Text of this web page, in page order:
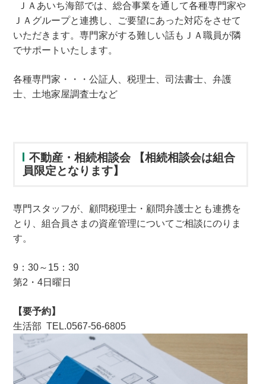
ＪＡあいち海部では、総合事業を通して各種専門家や
ＪＡグループと連携し、ご要望にあった対応をさせて
いただきます。専門家がする難しい話もＪＡ職員が隣
でサポートいたします。
各種専門家・・・公証人、税理士、司法書士、弁護
士、土地家屋調査士など
不動産・相続相談会 【相続相談会は組合
員限定となります】
専門スタッフが、顧問税理士・顧問弁護士とも連携を
とり、組合員さまの資産管理についてご相談にのりま
す。
9：30～15：30
第2・4日曜日
【要予約】
生活部 TEL.0567-56-6805